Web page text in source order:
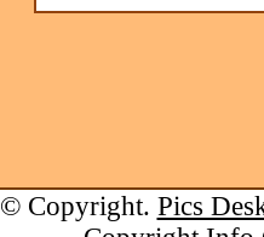
© Copyright. Pics